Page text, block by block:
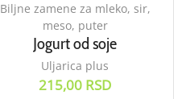
Biljne zamene za mleko, sir,
meso, puter
Jogurt od soje
Uljarica plus
215,00 RSD